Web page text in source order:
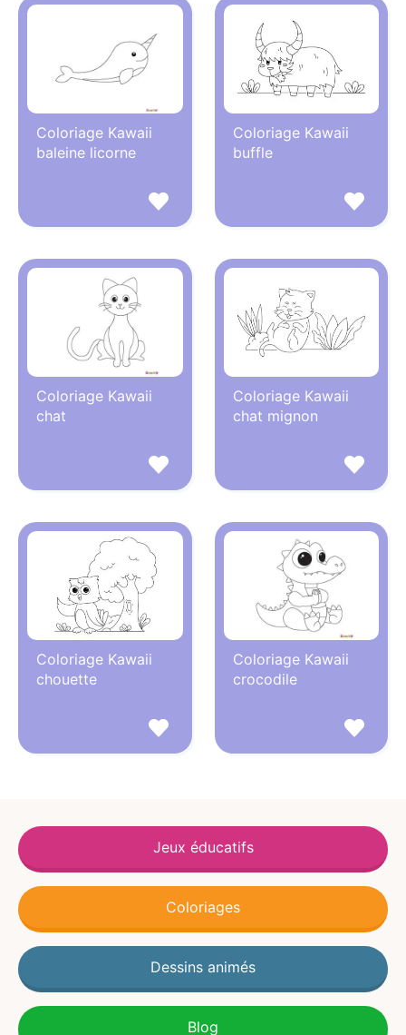
Coloriage Kawaii
baleine licorne
Coloriage Kawaii
buffle
Coloriage Kawaii
chat
Coloriage Kawaii
chat mignon
Coloriage Kawaii
chouette
Coloriage Kawaii
crocodile
Jeux éducatifs
Coloriages
Dessins animés
Blog